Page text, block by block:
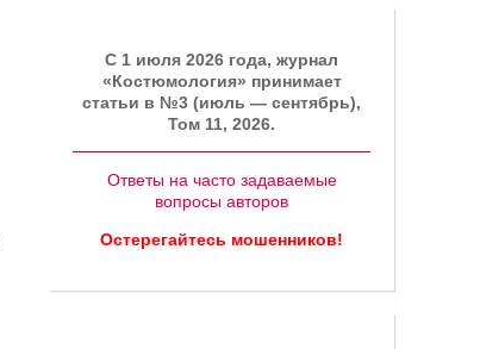
C 1 июля 2026 года, журнал
«Костюмология» принимает
статьи в №3 (июль — сентябрь),
Том 11, 2026.
Ответы на часто задаваемые
вопросы авторов
Остерегайтесь мошенников!